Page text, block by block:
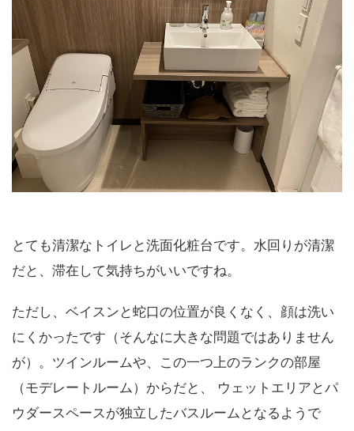
とても清潔なトイレと洗面化粧台です。水回りが清潔
だと、滞在して気持ちがいいですね。
ただし、ベイスンと蛇口の位置が良くなく、顔は洗い
にくかったです（そんなに大きな問題ではありません
が）。ツインルームや、この一つ上のランクの部屋
（モデレートルーム）からだと、 ウェットエリアとパ
ウダースペースが独立したバスルームとなるようで